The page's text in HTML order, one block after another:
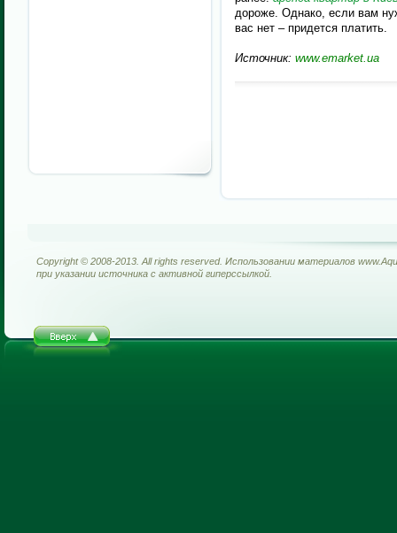
дороже. Однако, если вам
вас нет – придется платить.
Источник: www.emarket.ua
Copyright © 2008-2013. All rights reserved. Использовании материалов
при указании источника с активной гиперссылкой.